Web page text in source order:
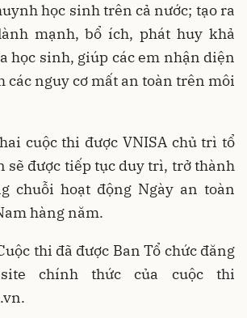
học sinh trên cả nước; tạo ra
mạnh, bổ ích, phát huy khả
học sinh, giúp các em nhận diện
các nguy cơ mất an toàn trên môi
cuộc thi được VNISA chủ trì tổ
sẽ được tiếp tục duy trì, trở thành
chuỗi hoạt động Ngày an toàn
hàng năm.
thi đã được Ban Tổ chức đăng
chính thức của cuộc thi